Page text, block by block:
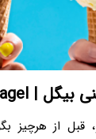
قبل از هرچیز